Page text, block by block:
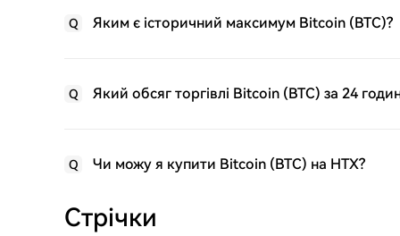
Q Яким є історичний максимум Bitcoin (BTC)?
Q Який обсяг торгівлі Bitcoin (BTC) за 24
Q Чи можу я купити Bitcoin (BTC) на HTX?
Стрічки